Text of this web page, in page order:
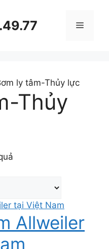
Menu
ly tâm-Thủy lực
Thủy
Allweiler